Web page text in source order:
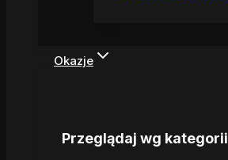
Okazje
Przeglądaj wg kategorii